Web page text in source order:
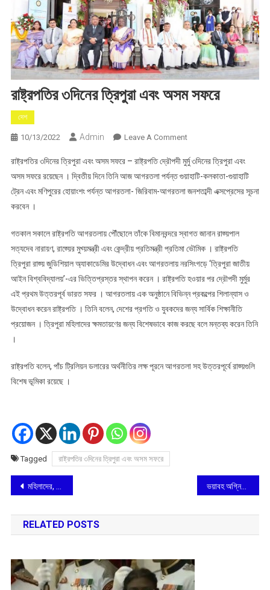
রাষ্ট্রপতির ৩দিনের ত্রিপুরা এবং অসম সফরে
দেশ
10/13/2022 Admin Leave A CommentOn
৩দিনের
ত্রিপুরা
এবং
রাষ্ট্রপতির ৩দিনের ত্রিপুরা এবং অসম সফরে – রাষ্ট্রপতি দ্রৌপদী মুর্মু ৩দিনের ত্রিপুরা এবং
অসম সফরে রয়েছেন । দ্বিতীয় দিনে তিনি আজ আগরতলা পর্যন্ত গুয়াহাটি-কলকাতা-গুয়াহাটি
ট্রেন এবং মণিপুরের হোয়াংশং পর্যন্ত আগরতলা- জিরিবাম-আগরতলা জনশতাব্দী এক্সপ্রেসের সূচনা
করবেন ।
গতকাল সকালে রাষ্ট্রপতি আগরতলায় পৌঁছোলে তাঁকে বিমানবন্দরে স্বাগত জানান রাজ্য়পাল
সত্যদেব নারায়ণ, রাজ্য়ের মুখ্য়মন্ত্রী এবং কেন্দ্রীয় প্রতিমন্ত্রী প্রতিমা ভৌমিক । রাষ্ট্রপতি
ত্রিপুরা রাজ্য় জুডিশিয়াল অ্যাকাডেমির উদ্বোধন এবং আগরতলায় নরসিংগড়ে ‘ত্রিপুরা জাতীয়
আইন বিশ্ববিদ্যালয়’-এর ভিত্তিপ্রস্তর স্থাপন করেন । রাষ্ট্রপতি হওয়ার পর দ্রৌপদী মুর্মুর
এই প্রথম উত্তরপূর্ব ভারত সফর । আগরতলায় এক অনুষ্ঠানে বিভিন্ন প্রকল্পের শিলান্যাস ও
উদ্বোধন করেন রাষ্ট্রপতি । তিনি বলেন, দেশের প্রগতি ও যুবকদের জন্য সার্বিক শিক্ষানীতি
প্রয়োজন । ত্রিপুরা মহিলাদের ক্ষমতায়ণের জন্য বিশেষভাবে কাজ করছে বলে মন্তব্য করেন তিনি
।
রাষ্ট্রপতি বলেন, পাঁচ ট্রিলিয়ন ডলারের অর্থনীতির লক্ষ পূরনে আগরতলা সহ উত্তরপূর্বে রাজ্য়গুলি
বিশেষ ভূমিকা রয়েছে ।
Tagged রাষ্ট্রপতির ৩দিনের ত্রিপুরা এবং অসম সফরে
Post
navigation
মহিলাদের, এশিয়া কাপ ক্রিকেটের ফাইনালে উঠেছে ভারত ভয়াবহ অগ্নিকাণ্ড কলকাতার কুদঘাটের এক প্রযোজনা সংস্থার গুদামে | Kolkata Fire
RELATED POSTS